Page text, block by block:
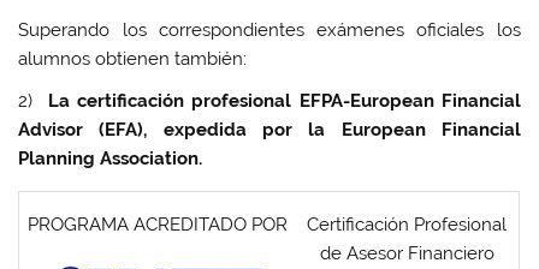
Superando los correspondientes exámenes oficiales los
alumnos obtienen también:
2) La certificación profesional EFPA-European Financial
Advisor (EFA), expedida por la European Financial
Planning Association.
PROGRAMA ACREDITADO POR
Certificación Profesional
de Asesor Financiero